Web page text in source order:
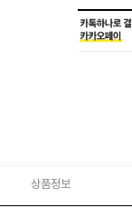
상품정보